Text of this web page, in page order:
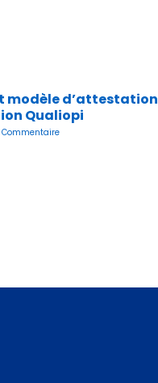
modèle d’attestation
Qualiopi
Commentaire